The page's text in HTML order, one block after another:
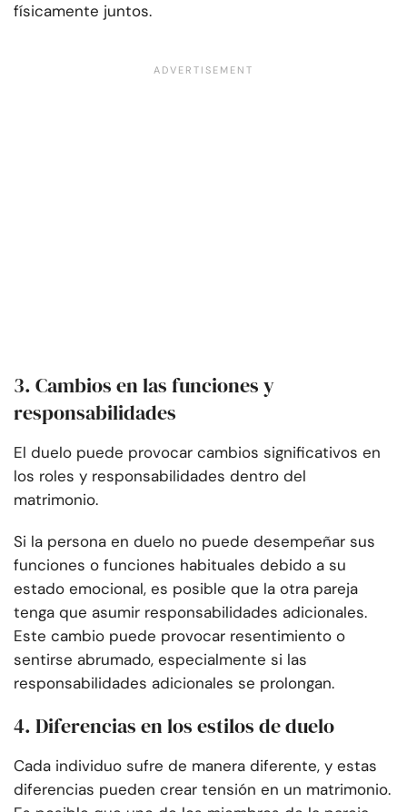
físicamente juntos.
3. Cambios en las funciones y
responsabilidades
El duelo puede provocar cambios significativos en
los roles y responsabilidades dentro del
matrimonio.
Si la persona en duelo no puede desempeñar sus
funciones o funciones habituales debido a su
estado emocional, es posible que la otra pareja
tenga que asumir responsabilidades adicionales.
Este cambio puede provocar resentimiento o
sentirse abrumado, especialmente si las
responsabilidades adicionales se prolongan.
4. Diferencias en los estilos de duelo
Cada individuo sufre de manera diferente, y estas
diferencias pueden crear tensión en un matrimonio.